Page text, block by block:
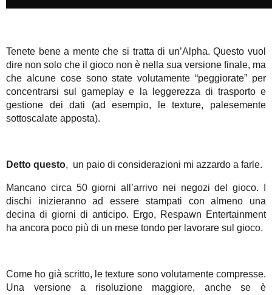
Tenete bene a mente che si tratta di un’Alpha. Questo vuol
dire non solo che il gioco non è nella sua versione finale, ma
che alcune cose sono state volutamente “peggiorate” per
concentrarsi sul gameplay e la leggerezza di trasporto e
gestione dei dati (ad esempio, le texture, palesemente
sottoscalate apposta).
Detto questo, un paio di considerazioni mi azzardo a farle.
Mancano circa 50 giorni all’arrivo nei negozi del gioco. I
dischi inizieranno ad essere stampati con almeno una
decina di giorni di anticipo. Ergo, Respawn Entertainment
ha ancora poco più di un mese tondo per lavorare sul gioco.
Come ho già scritto, le texture sono volutamente compresse.
Una versione a risoluzione maggiore, anche se è